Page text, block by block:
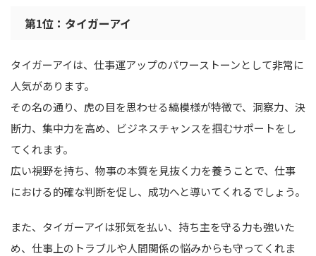
第1位：タイガーアイ
タイガーアイは、仕事運アップのパワーストーンとして非常に
人気があります。
その名の通り、虎の目を思わせる縞模様が特徴で、洞察力、決
断力、集中力を高め、ビジネスチャンスを掴むサポートをし
てくれます。
広い視野を持ち、物事の本質を見抜く力を養うことで、仕事
における的確な判断を促し、成功へと導いてくれるでしょう。
また、タイガーアイは邪気を払い、持ち主を守る力も強いた
め、仕事上のトラブルや人間関係の悩みからも守ってくれま